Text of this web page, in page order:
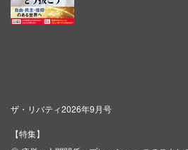
ザ・リバティ2026年9月号
【特集】